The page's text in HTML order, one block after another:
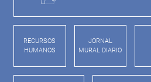
RECURSOS
HUMANOS
JORNAL
MURAL DIARIO